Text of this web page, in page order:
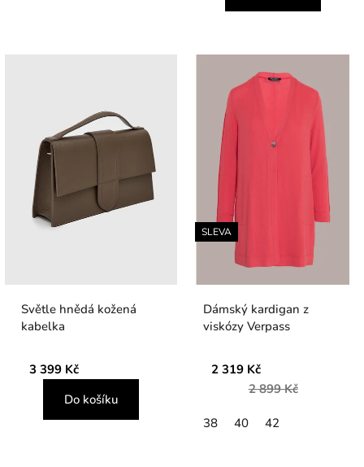
Světle hnědá kožená
kabelka
3 399 Kč
Do košíku
SLEVA
Dámský kardigan z
viskózy Verpass
2 319 Kč
2 899 Kč
38 40 42